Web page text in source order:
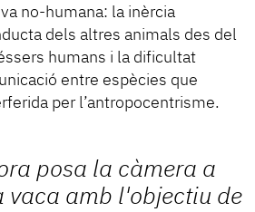
no-humana: la inèrcia
dels altres animals des del
humans i la dificultat
entre espècies que
per l’antropocentrisme.
posa la càmera a
vaca amb l'objectiu de